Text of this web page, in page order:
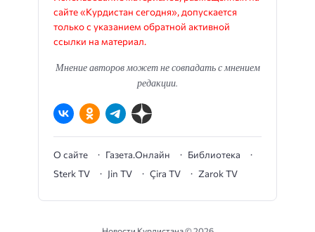
сайте «Курдистан сегодня», допускается
только с указанием обратной активной
ссылки на материал.
Мнение авторов может не совпадать с мнением
редакции.
О сайте Газета.Онлайн
Библиотека
Sterk TV
Jin TV Çira TV Zarok TV